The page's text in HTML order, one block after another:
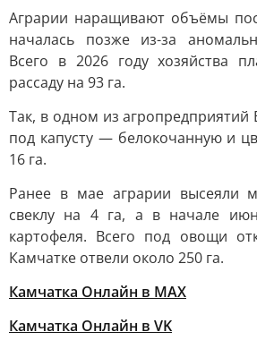
Аграрии наращивают объёмы
началась позже из-за
Всего в 2026 году хозяйства
рассаду на 93 га.
Так, в одном из агропредприятий
под капусту — белокочанную и
16 га.
Ранее в мае аграрии высеяли
свеклу на 4 га, а в начале
картофеля. Всего под овощи
Камчатке отвели около 250 га.
Камчатка Онлайн в MAX
Камчатка Онлайн в VK